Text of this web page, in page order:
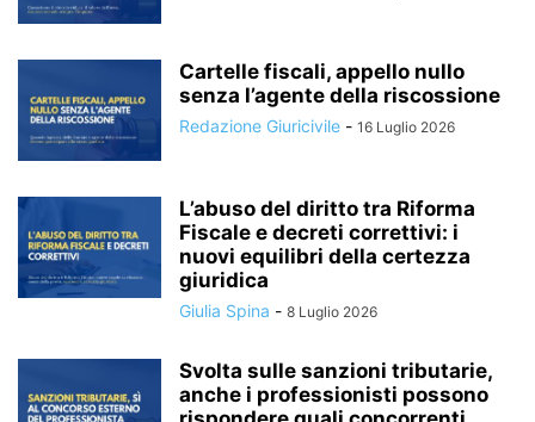
Cartelle fiscali, appello nullo
senza l’agente della riscossione
Redazione Giuricivile - 16 Luglio 2026
L’abuso del diritto tra Riforma
Fiscale e decreti correttivi: i
nuovi equilibri della certezza
giuridica
Giulia Spina - 8 Luglio 2026
Svolta sulle sanzioni tributarie,
anche i professionisti possono